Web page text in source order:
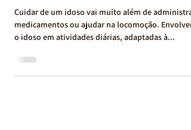
Fazem Toda a Diferença na
Rotina do Idoso
medicamentos ou ajudar na locomoção. Envolver